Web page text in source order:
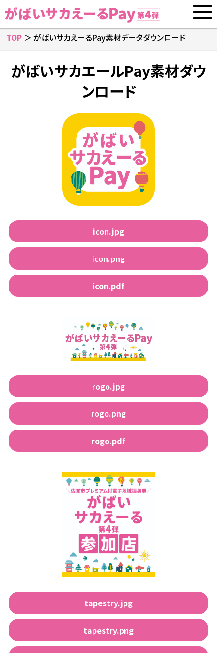
TOP ＞ がばいサカえーるPay素材データダウンロード
がばいサカエールPay素材ダウ
ンロード
icon.jpg
icon.png
icon.pdf
rogo.jpg
rogo.png
rogo.pdf
tapestry.jpg
tapestry.png